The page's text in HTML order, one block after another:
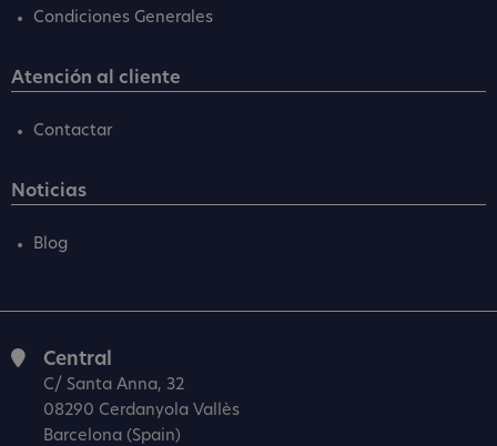
Condiciones Generales
Atención al cliente
Contactar
Noticias
Blog
Central
C/ Santa Anna, 32
08290 Cerdanyola Vallès
Barcelona (Spain)